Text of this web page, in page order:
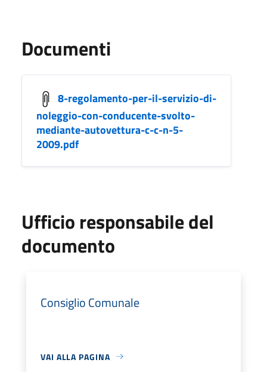
Documenti
8-regolamento-per-il-servizio-di-
noleggio-con-conducente-svolto-
mediante-autovettura-c-c-n-5-
2009.pdf
Ufficio responsabile del
documento
Consiglio Comunale
VAI ALLA PAGINA